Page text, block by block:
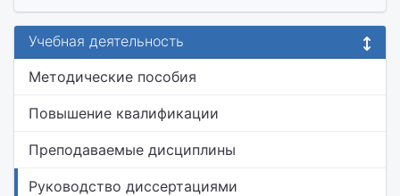
Учебная деятельность
Методические пособия
Повышение квалификации
Преподаваемые дисциплины
Руководство диссертациями